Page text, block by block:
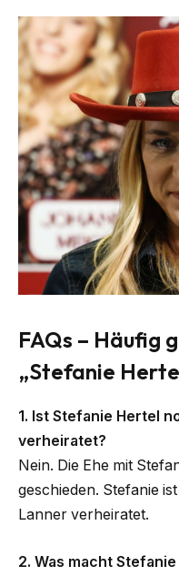
FAQs – Häufig
„Stefanie
1. Ist Stefanie Hertel
verheiratet?
Nein. Die Ehe mit
geschieden. Stefanie
Lanner verheiratet.
2. Was macht